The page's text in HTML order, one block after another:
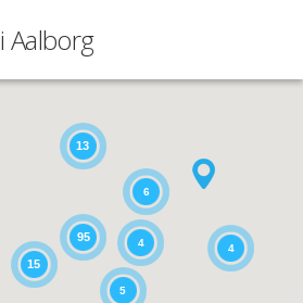
i Aalborg
95
15
6
13
5
4
4